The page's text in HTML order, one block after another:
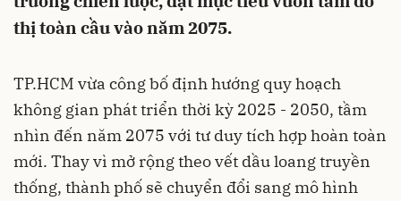
thị toàn cầu vào năm 2075.
TP.HCM vừa công bố định hướng quy hoạch
không gian phát triển thời kỳ 2025 - 2050, tầm
nhìn đến năm 2075 với tư duy tích hợp hoàn toàn
mới. Thay vì mở rộng theo vết dầu loang truyền
thống, thành phố sẽ chuyển đổi sang mô hình